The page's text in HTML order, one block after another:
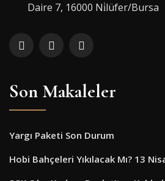
Daire 7, 16000 Ni̇lüfer/Bursa
Son Makaleler
Yargı Paketi Son Durum
Hobi Bahçeleri Yıkılacak Mı? 13